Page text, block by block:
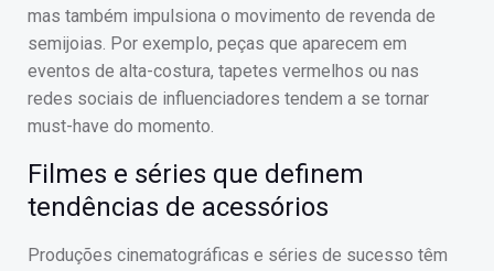
mas também impulsiona o movimento de revenda de
semijoias. Por exemplo, peças que aparecem em
eventos de alta-costura, tapetes vermelhos ou nas
redes sociais de influenciadores tendem a se tornar
must-have do momento.
Filmes e séries que definem
tendências de acessórios
Produções cinematográficas e séries de sucesso têm